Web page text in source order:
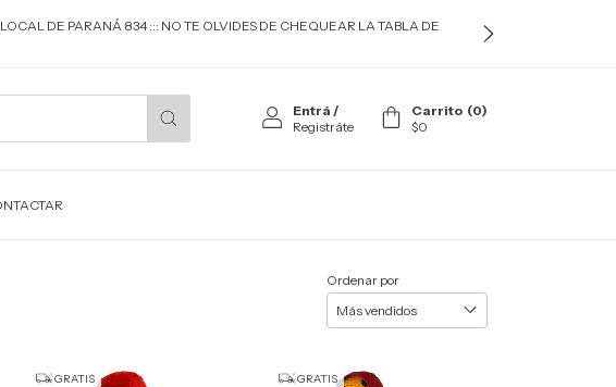
DE PARANÁ 834 ::: NO TE OLVIDES DE CHEQUEAR LA TABLA DE
Entrá /
Registráte
Carrito (0)
$0
Ordenar por
GRATIS GRATIS